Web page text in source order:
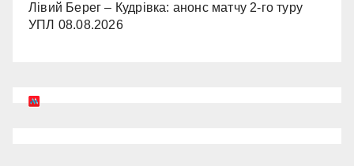
Лівий Берег – Кудрівка: анонс матчу 2-го туру
УПЛ 08.08.2026